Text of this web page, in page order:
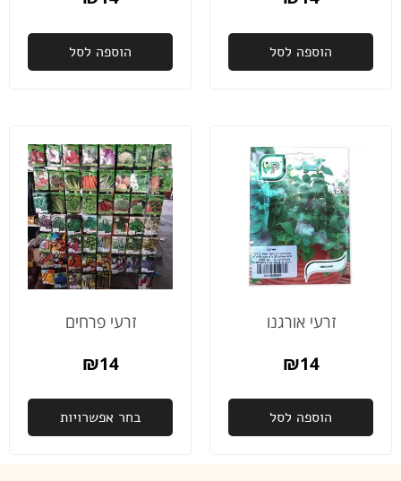
שב8:00
למחרת
מוכנה
לאיסוף.
אני
מודה
לכם
כלכך
הדאגה
לא מובן
הוספה לסל הוספה לסל
זרעי אורגנו
₪14
הוספה לסל
זרעי פרחים
₪14
בחר אפשרויות